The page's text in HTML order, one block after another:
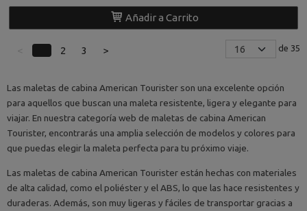
Añadir a Carrito
2 3 > de 35
Las maletas de cabina American Tourister son una excelente opción
para aquellos que buscan una maleta resistente, ligera y elegante para
viajar. En nuestra categoría web de maletas de cabina American
Tourister, encontrarás una amplia selección de modelos y colores para
que puedas elegir la maleta perfecta para tu próximo viaje.
Las maletas de cabina American Tourister están hechas con materiales
de alta calidad, como el poliéster y el ABS, lo que las hace resistentes y
duraderas. Además, son muy ligeras y fáciles de transportar gracias a